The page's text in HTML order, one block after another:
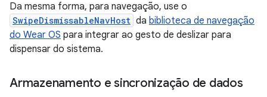
Da mesma forma, para navegação, use o
SwipeDismissableNavHost da biblioteca de navegação
do Wear OS para integrar ao gesto de deslizar para
dispensar do sistema.
Armazenamento e sincronização de dados